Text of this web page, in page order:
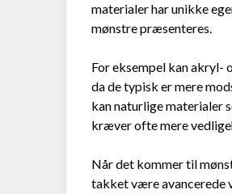
materialer har unikke
mønstre præsenteres.
For eksempel kan
da de typisk er mere
kan naturlige materialer
kræver ofte mere
Når det kommer til
takket være avancerede